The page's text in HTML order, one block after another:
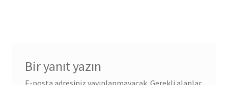
Bir yanıt yazın
E-posta adresiniz yayınlanmayacak. Gerekli alanlar